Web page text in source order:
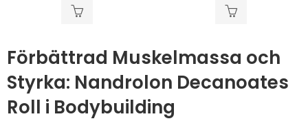
Förbättrad Muskelmassa och
Styrka: Nandrolon Decanoates
Roll i Bodybuilding